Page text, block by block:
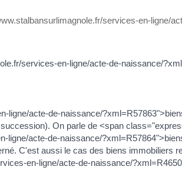
services-en-ligne/
services-en-ligne/acte-de-naissance/
ligne/acte-de-naissance/
On parle de <span
ligne/acte-de-naissance/
C'est aussi le cas des biens immobiliers
en-ligne/acte-de-naissance/